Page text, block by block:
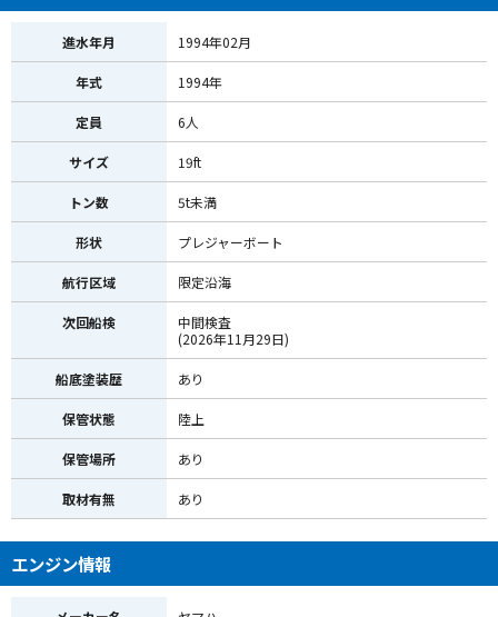
進水年月 1994年02月
年式 1994年
定員 6人
サイズ 19ft
トン数 5t未満
形状 プレジャーボート
航行区域 限定沿海
次回船検
中間検査
(2026年11月29日)
船底塗装歴 あり
保管状態 陸上
保管場所 あり
取材有無 あり
エンジン情報